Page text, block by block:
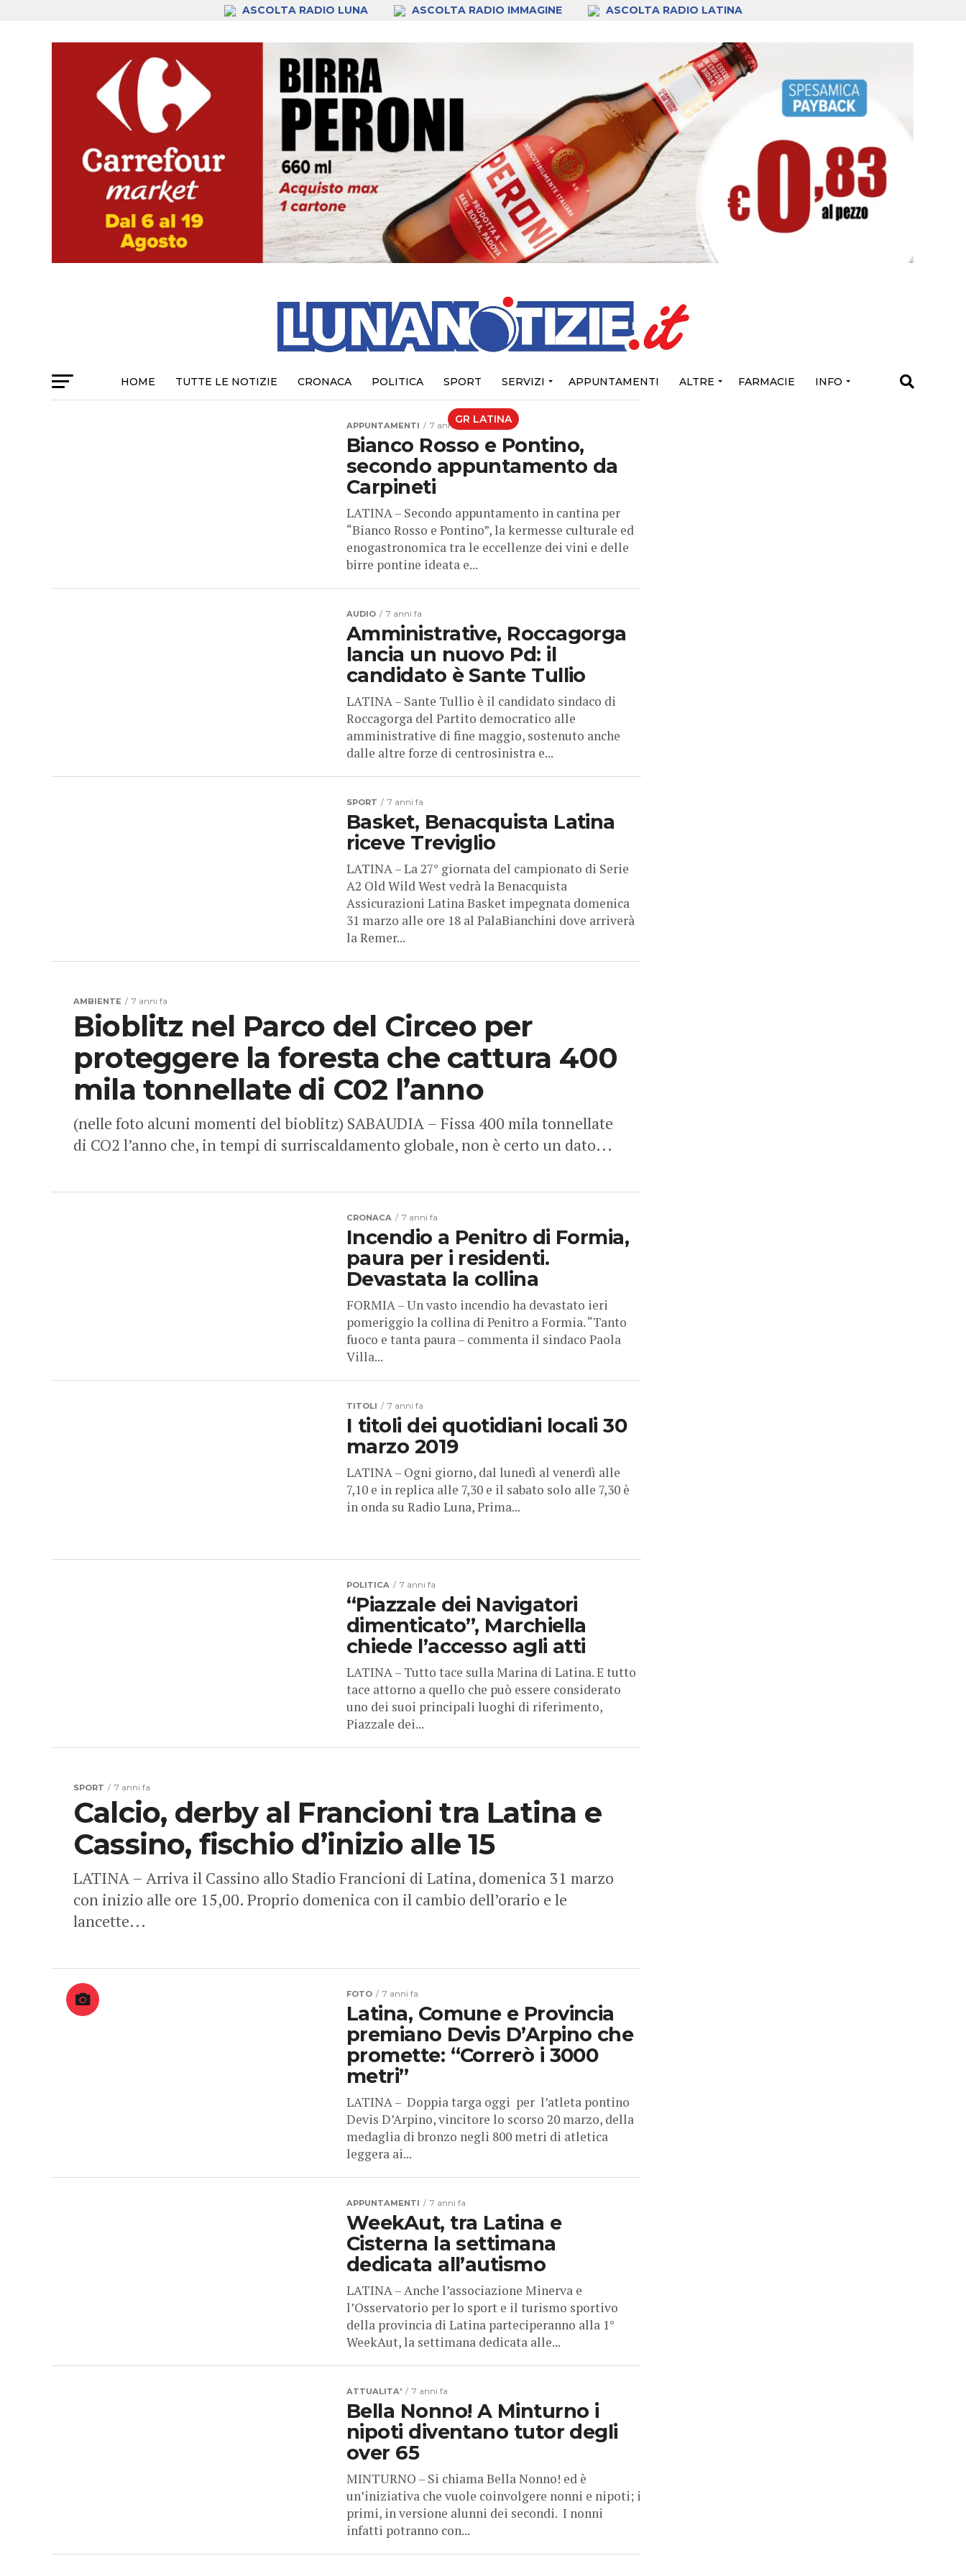
ASCOLTA RADIO LUNA ASCOLTA RADIO IMMAGINE ASCOLTA RADIO LATINA
HOME TUTTE LE NOTIZIE CRONACA POLITICA SPORT SERVIZI APPUNTAMENTI ALTRE FARMACIE INFO
GR LATINA
APPUNTAMENTI 7 anni fa
Bianco Rosso e Pontino,
secondo appuntamento da
Carpineti
LATINA – Secondo appuntamento in cantina per
“Bianco Rosso e Pontino”, la kermesse culturale ed
enogastronomica tra le eccellenze dei vini e delle
birre pontine ideata e...
AUDIO 7 anni fa
Amministrative, Roccagorga
lancia un nuovo Pd: il
candidato è Sante Tullio
LATINA – Sante Tullio è il candidato sindaco di
Roccagorga del Partito democratico alle
amministrative di fine maggio, sostenuto anche
dalle altre forze di centrosinistra e...
SPORT 7 anni fa
Basket, Benacquista Latina
riceve Treviglio
LATINA – La 27° giornata del campionato di Serie
A2 Old Wild West vedrà la Benacquista
Assicurazioni Latina Basket impegnata domenica
31 marzo alle ore 18 al PalaBianchini dove arriverà
la Remer...
AMBIENTE 7 anni fa
Bioblitz nel Parco del Circeo per
proteggere la foresta che cattura 400
mila tonnellate di C02 l’anno
(nelle foto alcuni momenti del bioblitz) SABAUDIA – Fissa 400 mila tonnellate
di CO2 l’anno che, in tempi di surriscaldamento globale, non è certo un dato...
CRONACA 7 anni fa
Incendio a Penitro di Formia,
paura per i residenti.
Devastata la collina
FORMIA – Un vasto incendio ha devastato ieri
pomeriggio la collina di Penitro a Formia. “Tanto
fuoco e tanta paura – commenta il sindaco Paola
Villa...
TITOLI 7 anni fa
I titoli dei quotidiani locali 30
marzo 2019
LATINA – Ogni giorno, dal lunedì al venerdì alle
7,10 e in replica alle 7,30 e il sabato solo alle 7,30 è
in onda su Radio Luna, Prima...
POLITICA 7 anni fa
“Piazzale dei Navigatori
dimenticato”, Marchiella
chiede l’accesso agli atti
LATINA – Tutto tace sulla Marina di Latina. E tutto
tace attorno a quello che può essere considerato
uno dei suoi principali luoghi di riferimento,
Piazzale dei...
SPORT 7 anni fa
Calcio, derby al Francioni tra Latina e
Cassino, fischio d’inizio alle 15
LATINA – Arriva il Cassino allo Stadio Francioni di Latina, domenica 31 marzo
con inizio alle ore 15,00. Proprio domenica con il cambio dell’orario e le
lancette...
FOTO 7 anni fa
Latina, Comune e Provincia
premiano Devis D’Arpino che
promette: “Correrò i 3000
metri”
LATINA – Doppia targa oggi per l’atleta pontino
Devis D’Arpino, vincitore lo scorso 20 marzo, della
medaglia di bronzo negli 800 metri di atletica
leggera ai...
APPUNTAMENTI 7 anni fa
WeekAut, tra Latina e
Cisterna la settimana
dedicata all’autismo
LATINA – Anche l’associazione Minerva e
l’Osservatorio per lo sport e il turismo sportivo
della provincia di Latina parteciperanno alla 1°
WeekAut, la settimana dedicata alle...
ATTUALITA' 7 anni fa
Bella Nonno! A Minturno i
nipoti diventano tutor degli
over 65
MINTURNO – Si chiama Bella Nonno! ed è
un’iniziativa che vuole coinvolgere nonni e nipoti; i
primi, in versione alunni dei secondi. I nonni
infatti potranno con...